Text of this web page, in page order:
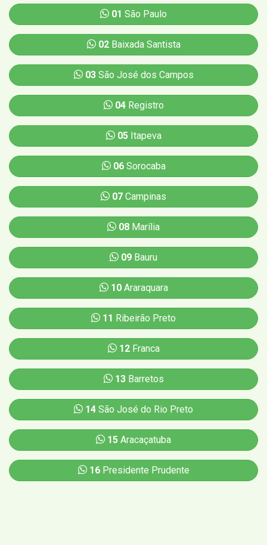
01 São Paulo
02Baixada Santista
03São José dos Campos
04Registro
05Itapeva
06Sorocaba
07 Campinas
08 Marília
09 Bauru
10Araraquara
11 Ribeirão Preto
12Franca
13Barretos
14 São José do Rio Preto
15 Aracaçatuba
16Presidente Prudente